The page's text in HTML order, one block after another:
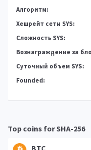
Алгоритм:
Хешрейт сети SYS:
Сложность SYS:
Вознаграждение за
Суточный объем SYS:
Founded:
Top coins for SHA-256
BTC